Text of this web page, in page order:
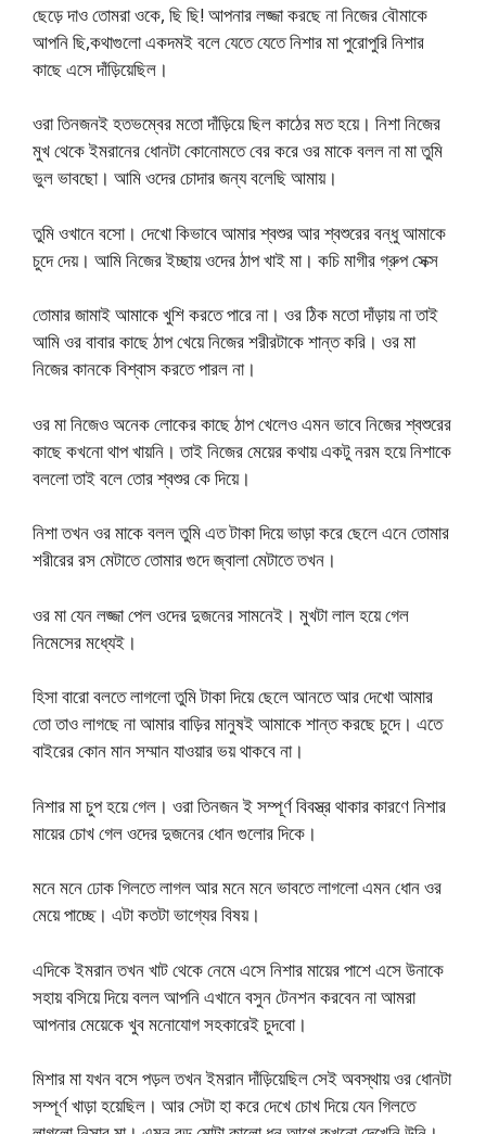
ছেড়ে দাও তোমরা ওকে, ছি ছি! আপনার লজ্জা করছে না নিজের বৌমাকে
আপনি ছি,কথাগুলো একদমই বলে যেতে যেতে নিশার মা পুরোপুরি নিশার
কাছে এসে দাঁড়িয়েছিল।
ওরা তিনজনই হতভম্বের মতো দাঁড়িয়ে ছিল কাঠের মত হয়ে। নিশা নিজের
মুখ থেকে ইমরানের ধোনটা কোনোমতে বের করে ওর মাকে বলল না মা তুমি
ভুল ভাবছো। আমি ওদের চোদার জন্য বলেছি আমায়।
তুমি ওখানে বসো। দেখো কিভাবে আমার শ্বশুর আর শ্বশুরের বন্ধু আমাকে
চুদে দেয়। আমি নিজের ইচ্ছায় ওদের ঠাপ খাই মা। কচি মাগীর গ্রুপ সেক্স
তোমার জামাই আমাকে খুশি করতে পারে না। ওর ঠিক মতো দাঁড়ায় না তাই
আমি ওর বাবার কাছে ঠাপ খেয়ে নিজের শরীরটাকে শান্ত করি। ওর মা
নিজের কানকে বিশ্বাস করতে পারল না।
ওর মা নিজেও অনেক লোকের কাছে ঠাপ খেলেও এমন ভাবে নিজের শ্বশুরের
কাছে কখনো থাপ খায়নি। তাই নিজের মেয়ের কথায় একটু নরম হয়ে নিশাকে
বললো তাই বলে তোর শ্বশুর কে দিয়ে।
নিশা তখন ওর মাকে বলল তুমি এত টাকা দিয়ে ভাড়া করে ছেলে এনে তোমার
শরীরের রস মেটাতে তোমার গুদে জ্বালা মেটাতে তখন।
ওর মা যেন লজ্জা পেল ওদের দুজনের সামনেই। মুখটা লাল হয়ে গেল
নিমেসের মধ্যেই।
হিসা বারো বলতে লাগলো তুমি টাকা দিয়ে ছেলে আনতে আর দেখো আমার
তো তাও লাগছে না আমার বাড়ির মানুষই আমাকে শান্ত করছে চুদে। এতে
বাইরের কোন মান সম্মান যাওয়ার ভয় থাকবে না।
নিশার মা চুপ হয়ে গেল। ওরা তিনজন ই সম্পূর্ণ বিবস্ত্র থাকার কারণে নিশার
মায়ের চোখ গেল ওদের দুজনের ধোন গুলোর দিকে।
মনে মনে ঢোক গিলতে লাগল আর মনে মনে ভাবতে লাগলো এমন ধোন ওর
মেয়ে পাচ্ছে। এটা কতটা ভাগ্যের বিষয়।
এদিকে ইমরান তখন খাট থেকে নেমে এসে নিশার মায়ের পাশে এসে উনাকে
সহায় বসিয়ে দিয়ে বলল আপনি এখানে বসুন টেনশন করবেন না আমরা
আপনার মেয়েকে খুব মনোযোগ সহকারেই চুদবো।
মিশার মা যখন বসে পড়ল তখন ইমরান দাঁড়িয়েছিল সেই অবস্থায় ওর ধোনটা
সম্পূর্ণ খাড়া হয়েছিল। আর সেটা হা করে দেখে চোখ দিয়ে যেন গিলতে